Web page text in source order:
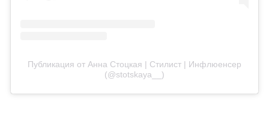
Публикация от Анна Стоцкая | Стилист | Инфлюенсер
(@stotskaya__)